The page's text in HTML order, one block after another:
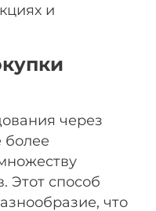
и
через
более
Этот способ
что